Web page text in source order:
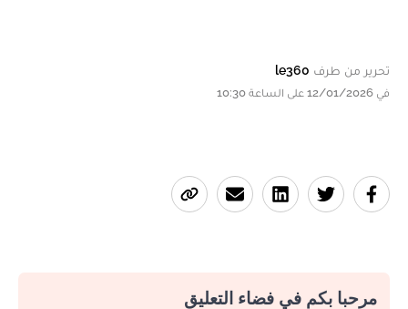
تحرير من طرف le360
في 12/01/2026 على الساعة 10:30
مرحبا بكم في فضاء التعليق